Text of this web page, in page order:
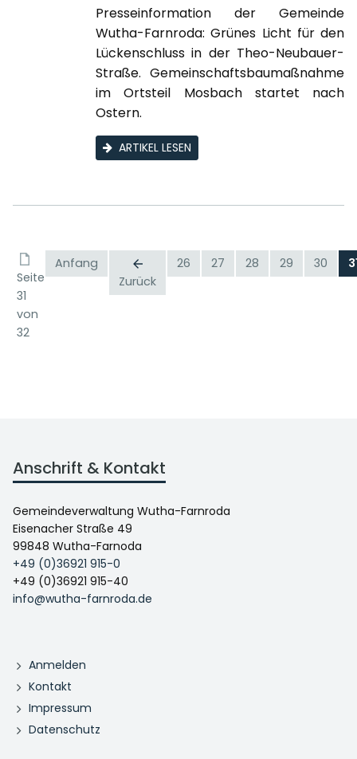
Presseinformation der Gemeinde
Wutha-Farnroda: Grünes Licht für den
Lückenschluss in der Theo-Neubauer-
Straße. Gemeinschaftsbaumaßnahme
im Ortsteil Mosbach startet nach
Ostern.
ARTIKEL LESEN
Seite
31
von
32
Anfang
Zurück
26 27 28 29 30
Anschrift & Kontakt
Gemeindeverwaltung Wutha-Farnroda
Eisenacher Straße 49
99848 Wutha-Farnoda
+49 (0)36921 915-0
+49 (0)36921 915-40
info@wutha-farnroda.de
Anmelden
Kontakt
Impressum
Datenschutz